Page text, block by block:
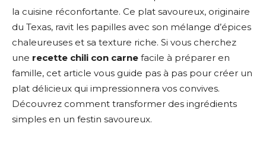
la cuisine réconfortante. Ce plat savoureux, originaire
du Texas, ravit les papilles avec son mélange d’épices
chaleureuses et sa texture riche. Si vous cherchez
une recette chili con carne facile à préparer en
famille, cet article vous guide pas à pas pour créer un
plat délicieux qui impressionnera vos convives.
Découvrez comment transformer des ingrédients
simples en un festin savoureux.